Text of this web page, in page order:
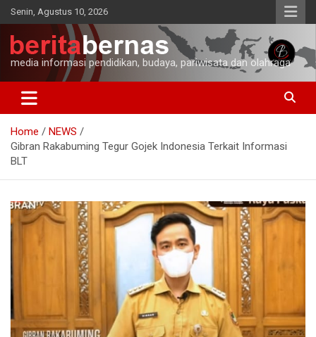
Skip
to
content
Senin, Agustus 10, 2026
media informasi pendidikan, budaya, pariwisata dan olahraga
Home
NEWS
Gibran Rakabuming Tegur Gojek Indonesia Terkait Informasi
BLT